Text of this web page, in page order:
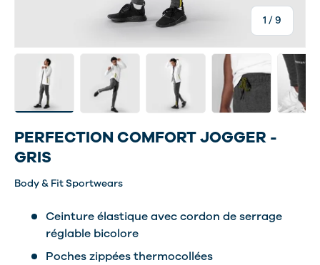
1 /de
9
Charger l’image 1 dans la vue de galerie
Charger l’image 6 dans la vue de galerie
Charger l’image 7 dans la vue
Charger l’image
PERFECTION COMFORT JOGGER -
GRIS
Body & Fit Sportwears
Ceinture élastique avec cordon de serrage
réglable bicolore
Poches zippées thermocollées